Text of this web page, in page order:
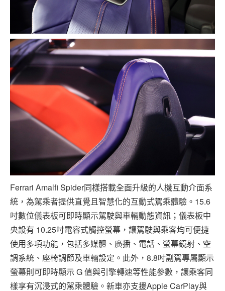
Ferrari Amalfi Spider同樣搭載全面升級的人機互動介面系
統，為駕乘者提供直覺且智慧化的互動式駕乘體驗。15.6
吋數位儀表板可即時顯示駕駛與車輛動態資訊；儀表板中
央設有 10.25吋電容式觸控螢幕，讓駕駛與乘客均可便捷
使用多項功能，包括多媒體、廣播、電話、螢幕鏡射、空
調系統、座椅調節及車輛設定。此外，8.8吋副駕專屬顯示
螢幕則可即時顯示 G 值與引擎轉速等性能參數，讓乘客同
樣享有沉浸式的駕乘體驗。新車亦支援Apple CarPlay與